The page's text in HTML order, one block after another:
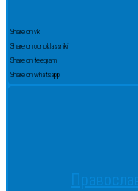
Share on vk
Share on odnoklassniki
Share on telegram
Share on whatsapp